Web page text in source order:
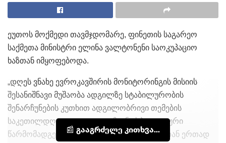
ეუთოს მოქმედი თავმჯდომარე, ფინეთის საგარეო
საქმეთა მინისტრი ელინა ვალტონენი საოკუპაციო
ხაზთან იმყოფებოდა.
„დღეს ვნახე ევროკავშირის მონიტორინგის მისიის
შესანიშნავი მუშაობა ადგილზე სტაბილურობის
შენარჩუნების კუთხით ადგილობრივი თემების
საკეთილდღეოდ. ეუთო და ჩვენი სპეციალური
წარმომადგენელი კრისტოფ სპეტი მისიასთან ერთად
📰 გააგრძელე კითხვა...